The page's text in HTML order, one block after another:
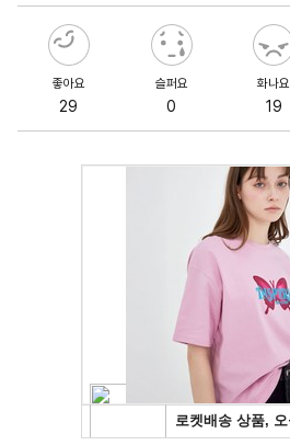
좋아요
29
슬퍼요
0
화나요
19